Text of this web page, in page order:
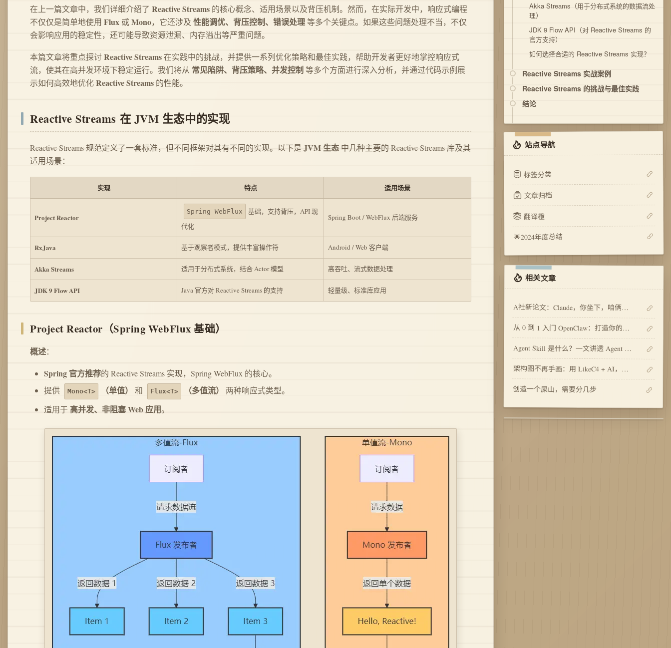
在上一篇文章中，我们详细介绍了 Reactive Streams 的核心概念、适用场景以及背压机制。然而，在实际开发中，响应式编程
不仅仅是简单地使用 Flux 或Mono，它还涉及 性能调优、背压控制、错误处理等多个关键点。如果这些问题处理不当，不仅
会影响应用的稳定性，还可能导致资源泄漏、内存溢出等严重问题。
本篇文章将重点探讨Reactive Streams在实践中的挑战，并提供一系列优化策略和最佳实践，帮助开发者更好地掌控响应式
流，使其在高并发环境下稳定运行。我们将从 常见陷阱、背压策略、并发控制等多个方面进行深入分析，并通过代码示例展
示如何高效地优化Reactive Streams 的性能。
Reactive Streams 在 JVM 生态中的实现
Reactive Streams 规范定义了一套标准，但不同框架对其有不同的实现。以下是 JVM 生态 中几种主要的 Reactive Streams 库及其
适用场景：
实现 特点 适用场景
Project Reactor
Spring WebFlux
基础，支持背压，API 现
代化
Spring Boot / WebFlux 后端服务
RxJava 基于观察者模式，提供丰富操作符 Android / Web 客户端
Akka Streams 适用于分布式系统，结合 Actor 模型 高吞吐、流式数据处理
JDK 9 Flow API Java 官方对 Reactive Streams 的支持 轻量级、标准库应用
Project Reactor（Spring WebFlux 基础）
概述：
Spring 官方推荐的 Reactive Streams 实现，Spring WebFlux 的核心。
提供
Mono<T> （单值） 和 Flux<T> （多值流）
两种响应式类型。
适用于 高并发、非阻塞 Web 应用。
Akka Streams（用于分布式系统的数据流处
理）
JDK 9 Flow API（对 Reactive Streams 的
官方支持）
如何选择合适的 Reactive Streams 实现？
Reactive Streams 实战案例
示例 1：使用 Project Reactor 处理响应式流
1. 使用 Flux 和 Mono 处理数据流
3. 通过 onBackpressureBuffer() 处理背压
示例 2：Spring WebFlux 中的 Reactive
1. 使用 @GetMapping 创建一个非阻塞
REST API
2. 响应式数据库 R2DBC 结合 WebFlux 进
Reactive Streams 的挑战与最佳实践
什么时候不适合使用 Reactive Streams？
不当的背压策略
资源泄漏
如何调优 Reactive Streams？
并发控制
监控和指标
流的优化
结论
站点导航
标签分类
文章归档
翻译橙
🌟2024年度总结
相关文章
A社新论文：Claude，你坐下，咱俩说说心里话~
从 0 到 1 入门 OpenClaw：打造你的私人 AI 助手
Agent Skill 是什么？一文讲透 Agent Skill 的设计与实现
架构图不再手画：用 LikeC4 + AI，让架构“活”起来
创造一个屎山，需要分几步